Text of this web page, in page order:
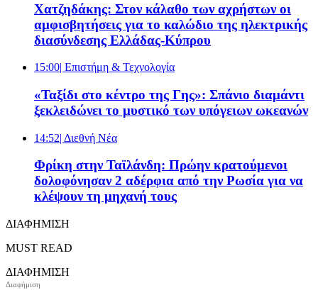
Χατζηδάκης: Στον κάλαθο των αχρήστων οι
αμφισβητήσεις για το καλώδιο της ηλεκτρικής
διασύνδεσης Ελλάδας-Κύπρου
15:00| Επιστήμη & Τεχνολογία
«Ταξίδι στο κέντρο της Γης»: Σπάνιο διαμάντι
ξεκλειδώνει το μυστικό των υπόγειων ωκεανών
14:52| Διεθνή Νέα
Φρίκη στην Ταϊλάνδη: Πρώην κρατούμενοι
δολοφόνησαν 2 αδέρφια από την Ρωσία για να
κλέψουν τη μηχανή τους
ΔΙΑΦΗΜΙΣΗ
MUST READ
ΔΙΑΦΗΜΙΣΗ